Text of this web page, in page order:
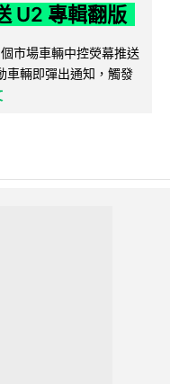
U2 專輯翻版
市場車輛中控熒幕推送
車輛即彈出通知，觸發